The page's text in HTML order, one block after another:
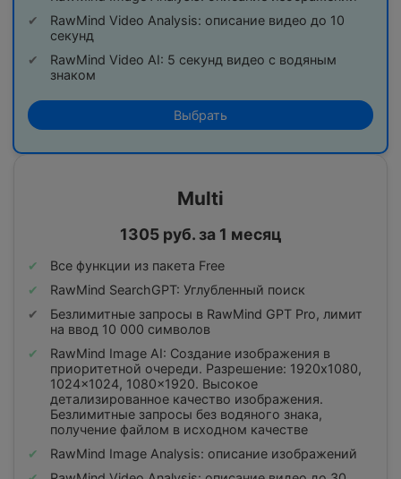
RawMind Video Analysis: описание видео до 10
секунд
RawMind Video AI: 5 секунд видео с водяным
знаком
Выбрать
Multi
1305 руб. за 1 месяц
Все функции из пакета Free
RawMind SearchGPT: Углубленный поиск
Безлимитные запросы в RawMind GPT Pro, лимит
на ввод 10 000 символов
RawMind Image AI: Создание изображения в
приоритетной очереди. Разрешение: 1920x1080,
1024x1024, 1080x1920. Высокое
детализированное качество изображения.
Безлимитные запросы без водяного знака,
получение файлом в исходном качестве
RawMind Image Analysis: описание изображений